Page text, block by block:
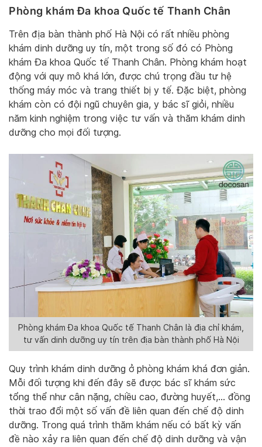
Phòng khám Đa khoa Quốc tế Thanh Chân
Trên địa bàn thành phố Hà Nội có rất nhiều phòng
khám dinh dưỡng uy tín, một trong số đó có Phòng
khám Đa khoa Quốc tế Thanh Chân. Phòng khám hoạt
động với quy mô khá lớn, được chú trọng đầu tư hệ
thống máy móc và trang thiết bị y tế. Đặc biệt, phòng
khám còn có đội ngũ chuyên gia, y bác sĩ giỏi, nhiều
năm kinh nghiệm trong việc tư vấn và thăm khám dinh
dưỡng cho mọi đối tượng.
Phòng khám Đa khoa Quốc tế Thanh Chân là địa chỉ khám,
tư vấn dinh dưỡng uy tín trên địa bàn thành phố Hà Nội
Quy trình khám dinh dưỡng ở phòng khám khá đơn giản.
Mỗi đối tượng khi đến đây sẽ được bác sĩ khám sức
tổng thể như cân nặng, chiều cao, đường huyết,… đồng
thời trao đổi một số vấn đề liên quan đến chế độ dinh
dưỡng. Trong quá trình thăm khám nếu có bất kỳ vấn
đề nào xảy ra liên quan đến chế độ dinh dưỡng và vận